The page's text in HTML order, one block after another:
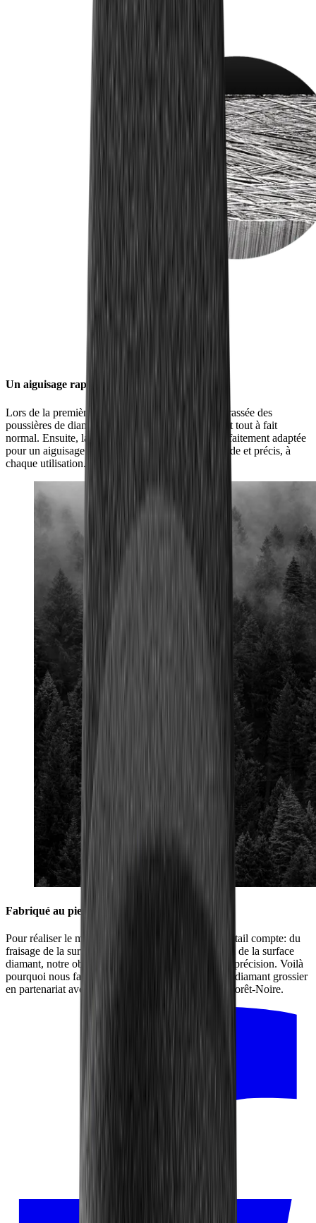
Un aiguisage rapide encore et encore
Lors de la première utilisation, la surface est débarrassée des
poussières de diamant industriel superflues, ceci est tout à fait
normal. Ensuite, la surface présente la rugosité parfaitement adaptée
pour un aiguisage exigeant. Pour un aiguisage rapide et précis, à
chaque utilisation.
Fabriqué au pied de la Forêt-Noire
Pour réaliser le meilleur produit possible, chaque détail compte: du
fraisage de la surface en alliage jusqu’à l’intégration de la surface
diamant, notre objectif reste toujours la qualité et la précision. Voilà
pourquoi nous fabriquons la surface d’aiguisage en diamant grossier
en partenariat avec les artisans de notre région, en Forêt-Noire.